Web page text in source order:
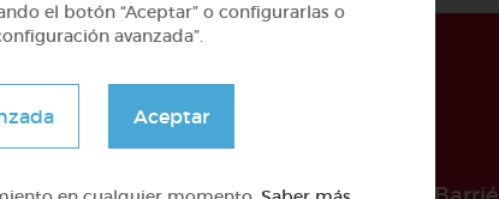
el botón “Aceptar” o configurarlas o
avanzada”.
Aceptar